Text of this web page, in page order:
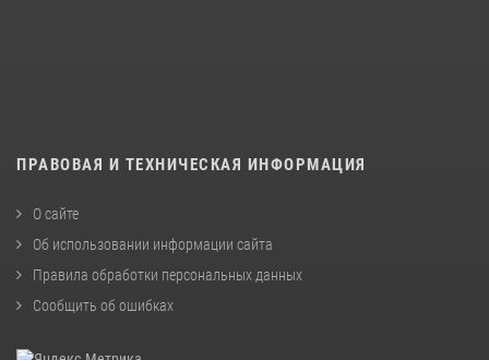
ПРАВОВАЯ И ТЕХНИЧЕСКАЯ ИНФОРМАЦИЯ
О сайте
Об использовании информации сайта
Правила обработки персональных данных
Сообщить об ошибках